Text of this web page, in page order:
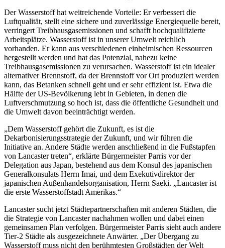
Der Wasserstoff hat weitreichende Vorteile: Er verbessert die
Luftqualität, stellt eine sichere und zuverlässige Energiequelle bereit,
verringert Treibhausgasemissionen und schafft hochqualifizierte
Arbeitsplätze. Wasserstoff ist in unserer Umwelt reichlich
vorhanden. Er kann aus verschiedenen einheimischen Ressourcen
hergestellt werden und hat das Potenzial, nahezu keine
Treibhausgasemissionen zu verursachen. Wasserstoff ist ein idealer
alternativer Brennstoff, da der Brennstoff vor Ort produziert werden
kann, das Betanken schnell geht und er sehr effizient ist. Etwa die
Hälfte der US-Bevölkerung lebt in Gebieten, in denen die
Luftverschmutzung so hoch ist, dass die öffentliche Gesundheit und
die Umwelt davon beeinträchtigt werden.
„Dem Wasserstoff gehört die Zukunft, es ist die
Dekarbonisierungsstrategie der Zukunft, und wir führen die
Initiative an. Andere Städte werden anschließend in die Fußstapfen
von Lancaster treten“, erklärte Bürgermeister Parris vor der
Delegation aus Japan, bestehend aus dem Konsul des japanischen
Generalkonsulats Herrn Imai, und dem Exekutivdirektor der
japanischen Außenhandelsorganisation, Herrn Saeki. „Lancaster ist
die erste Wasserstoffstadt Amerikas.“
Lancaster sucht jetzt Städtepartnerschaften mit anderen Städten, die
die Strategie von Lancaster nachahmen wollen und dabei einen
gemeinsamen Plan verfolgen. Bürgermeister Parris sieht auch andere
Tier-2 Städte als ausgezeichnete Anwärter. „Der Übergang zu
Wasserstoff muss nicht den berühmtesten Großstädten der Welt